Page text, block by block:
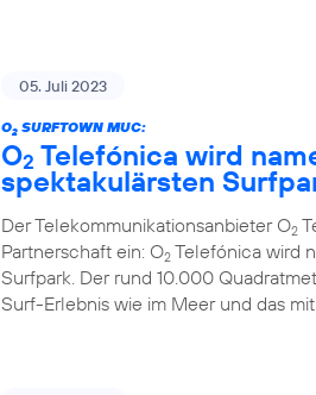
05. Juli 2023
O2 SURFTOWN MUC:
O2 Telefónica wird
spektakulärsten
Der Telekommunikationsanbieter O2
Partnerschaft ein: O2 Telefónica wird
Surfpark. Der rund 10.000
Surf-Erlebnis wie im Meer und das